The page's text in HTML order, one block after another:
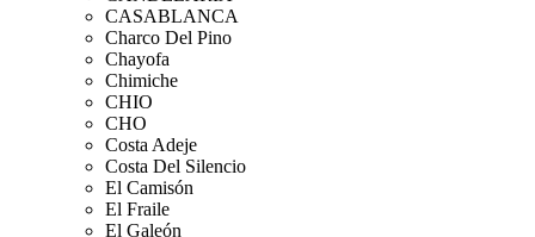
CASABLANCA
Charco Del Pino
Chayofa
Chimiche
CHIO
CHO
Costa Adeje
Costa Del Silencio
El Camisón
El Fraile
El Galeón